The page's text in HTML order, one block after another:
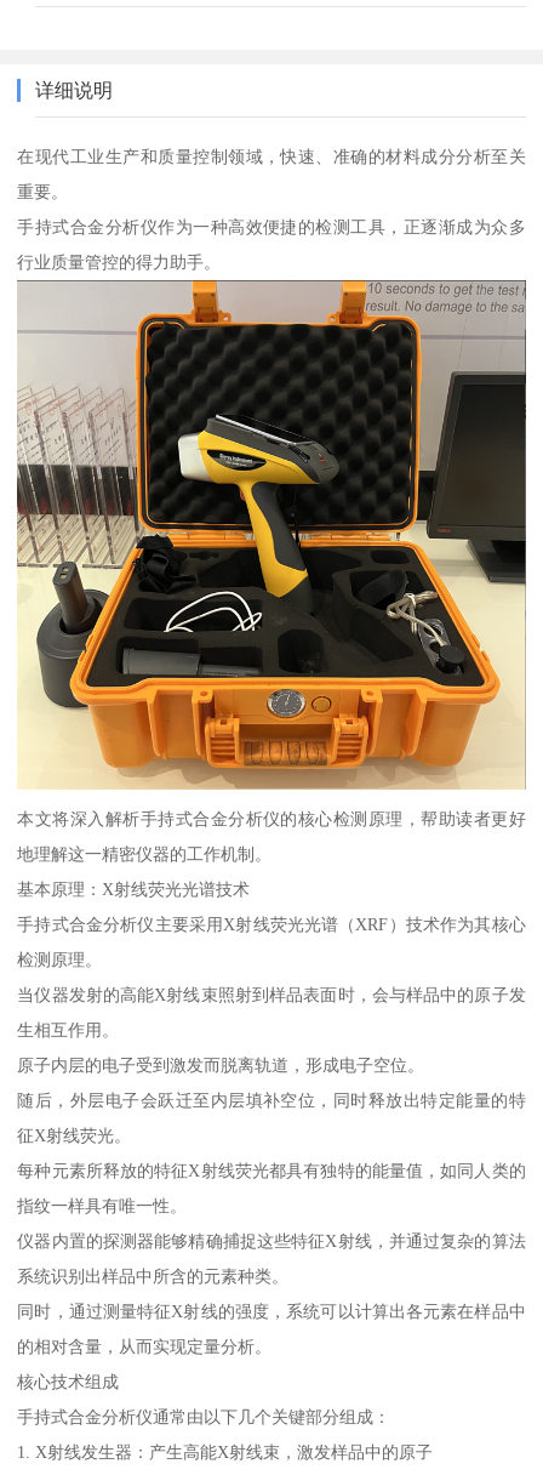
详细说明
在现代工业生产和质量控制领域，快速、准确的材料成分分析至关
重要。
手持式合金分析仪作为一种高效便捷的检测工具，正逐渐成为众多
行业质量管控的得力助手。
本文将深入解析手持式合金分析仪的核心检测原理，帮助读者更好
地理解这一精密仪器的工作机制。
基本原理：X射线荧光光谱技术
手持式合金分析仪主要采用X射线荧光光谱（XRF）技术作为其核心
检测原理。
当仪器发射的高能X射线束照射到样品表面时，会与样品中的原子发
生相互作用。
原子内层的电子受到激发而脱离轨道，形成电子空位。
随后，外层电子会跃迁至内层填补空位，同时释放出特定能量的特
征X射线荧光。
每种元素所释放的特征X射线荧光都具有独特的能量值，如同人类的
指纹一样具有唯一性。
仪器内置的探测器能够精确捕捉这些特征X射线，并通过复杂的算法
系统识别出样品中所含的元素种类。
同时，通过测量特征X射线的强度，系统可以计算出各元素在样品中
的相对含量，从而实现定量分析。
核心技术组成
手持式合金分析仪通常由以下几个关键部分组成：
1. X射线发生器：产生高能X射线束，激发样品中的原子